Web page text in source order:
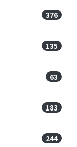
376
135
63
183
244